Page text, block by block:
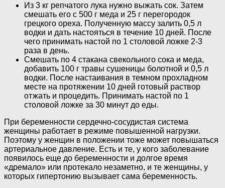
Из 3 кг репчатого лука нужно выжать сок. Затем
смешать его с 500 г меда и 25 г перегородок
грецкого ореха. Полученную массу залить 0,5 л
водки и дать настояться в течение 10 дней. После
чего принимать настой по 1 столовой ложке 2-3
раза в день.
Смешать по 4 стакана свекольного сока и меда,
добавить 100 г травы сушеницы болотной и 0,5 л
водки. После настаивания в темном прохладном
месте на протяжении 10 дней готовый раствор
отжать и процедить. Принимать настой по 1
столовой ложке за 30 минут до еды.
При беременности сердечно-сосудистая система
женщины работает в режиме повышенной нагрузки.
Поэтому у женщин в положении тоже может повышаться
артериальное давление. Есть и те, у кого заболевание
появилось еще до беременности и долгое время
«дремало» или протекало незаметно, и те женщины, у
которых гипертонию вызывает сама беременность.